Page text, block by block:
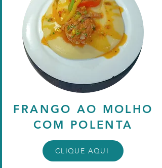
FRANGO AO MOLHO
COM POLENTA
CLIQUE AQUI